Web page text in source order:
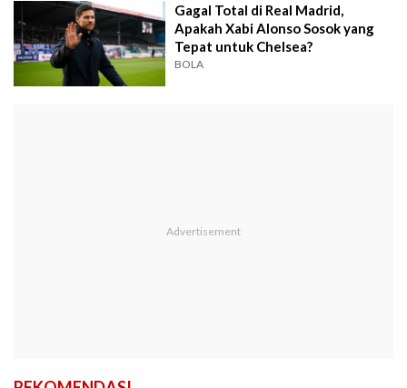
Gagal Total di Real Madrid,
Apakah Xabi Alonso Sosok yang
Tepat untuk Chelsea?
BOLA